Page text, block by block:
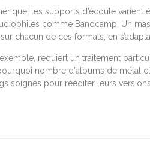
les supports d’écoute
comme Bandcamp. Un
chacun de ces formats, en
exemple, requiert un traitement
nombre d'albums de métal
soignés pour rééditer leurs